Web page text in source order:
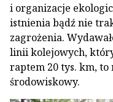
i organizacje
istnienia bądź nie
zagrożenia.
linii kolejowych,
raptem 20 tys. km,
środowiskowy.